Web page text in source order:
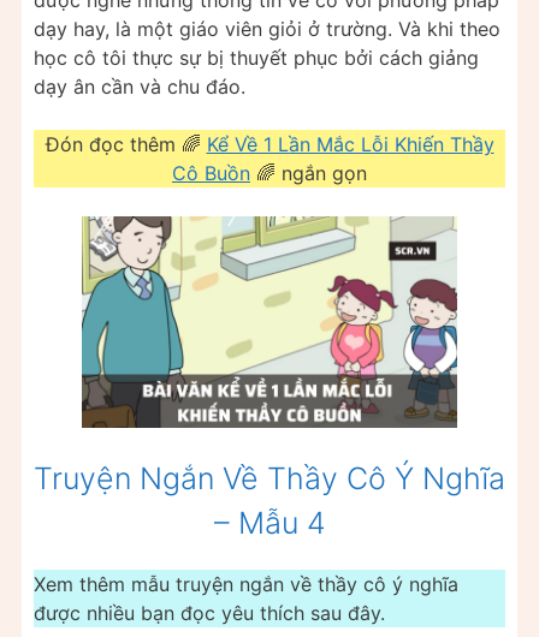
dạy hay, là một giáo viên giỏi ở trường. Và khi theo
học cô tôi thực sự bị thuyết phục bởi cách giảng
dạy ân cần và chu đáo.
Đón đọc thêm 🌈 Kể Về 1 Lần Mắc Lỗi Khiến Thầy
Cô Buồn 🌈 ngắn gọn
Truyện Ngắn Về Thầy Cô Ý Nghĩa
– Mẫu 4
Xem thêm mẫu truyện ngắn về thầy cô ý nghĩa
được nhiều bạn đọc yêu thích sau đây.